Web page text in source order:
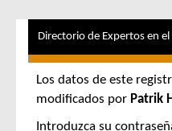
Directorio de Expertos en
Los datos de este
modificados por Patrik
Introduzca su